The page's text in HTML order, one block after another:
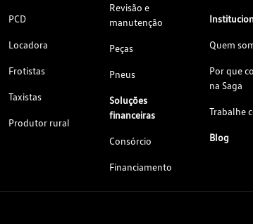
PCD
Locadora
Frotistas
Taxistas
Produtor rural
Revisão e
manutenção
Peças
Pneus
Soluções
financeiras
Consórcio
Financiamento
Quem
Por que
na Saga
Trabalhe
Blog